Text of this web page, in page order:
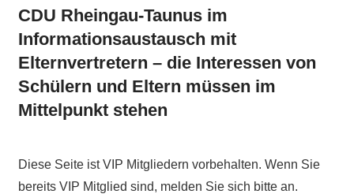
CDU Rheingau-Taunus im
Informationsaustausch mit
Elternvertretern – die Interessen von
Schülern und Eltern müssen im
Mittelpunkt stehen
Diese Seite ist VIP Mitgliedern vorbehalten. Wenn Sie
bereits VIP Mitglied sind, melden Sie sich bitte an.